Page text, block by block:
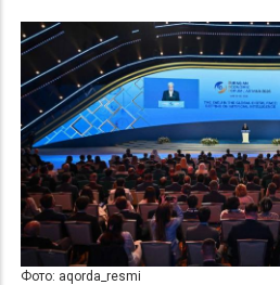
Фото: aqorda_resmi